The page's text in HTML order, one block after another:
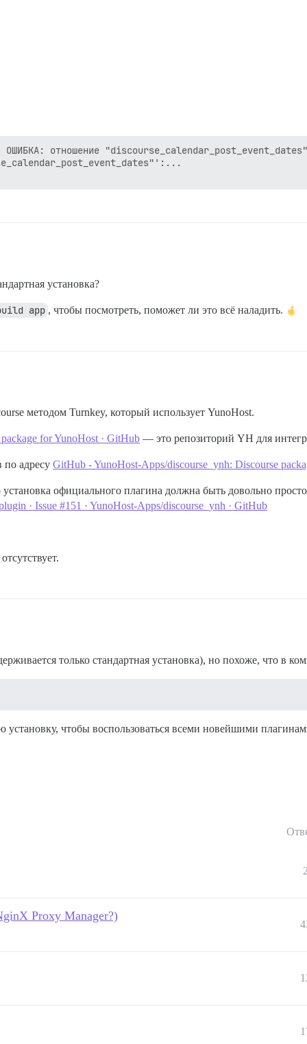
отношение
установка?
app , чтобы посмотреть, поможет ли это всё наладить.
методом Turnkey, который использует YunoHost.
for YunoHost · GitHub — это репозиторий YH для
по адресу GitHub - YunoHost-Apps/discourse_ynh: Discourse
официального плагина должна быть довольно
· Issue #151 · YunoHost-Apps/discourse_ynh · GitHub
отсутствует.
только стандартная установка), но похоже, что в
установку, чтобы воспользоваться всеми новейшими
2
Proxy Manager?)